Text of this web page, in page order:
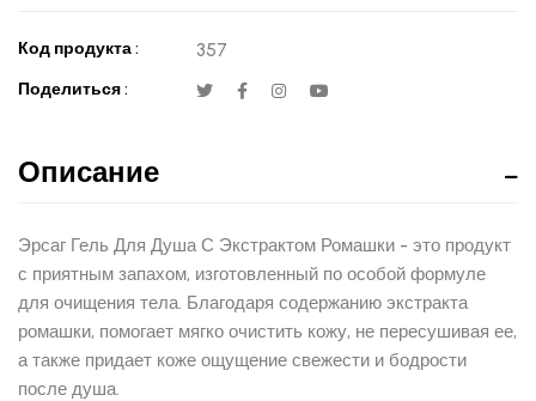
Код продукта : 357
Поделиться :
Описание
Эрсаг Гель Для Душа С Экстрактом Ромашки - это продукт
с приятным запахом, изготовленный по особой формуле
для очищения тела. Благодаря содержанию экстракта
ромашки, помогает мягко очистить кожу, не пересушивая ее,
а также придает коже ощущение свежести и бодрости
после душа.